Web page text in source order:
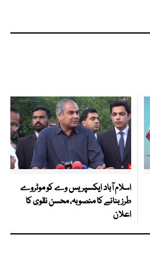
اسلام آباد ایکسپریس وے کو موٹروے
طرز بنانے کا منصوبہ، محسن نقوی کا
اعلان